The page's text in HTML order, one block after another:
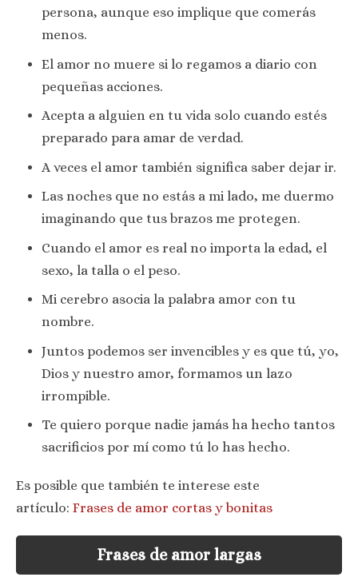
persona, aunque eso implique que comerás
menos.
El amor no muere si lo regamos a diario con
pequeñas acciones.
Acepta a alguien en tu vida solo cuando estés
preparado para amar de verdad.
A veces el amor también significa saber dejar ir.
Las noches que no estás a mi lado, me duermo
imaginando que tus brazos me protegen.
Cuando el amor es real no importa la edad, el
sexo, la talla o el peso.
Mi cerebro asocia la palabra amor con tu
nombre.
Juntos podemos ser invencibles y es que tú, yo,
Dios y nuestro amor, formamos un lazo
irrompible.
Te quiero porque nadie jamás ha hecho tantos
sacrificios por mí como tú lo has hecho.
Es posible que también te interese este
artículo: Frases de amor cortas y bonitas
Frases de amor largas